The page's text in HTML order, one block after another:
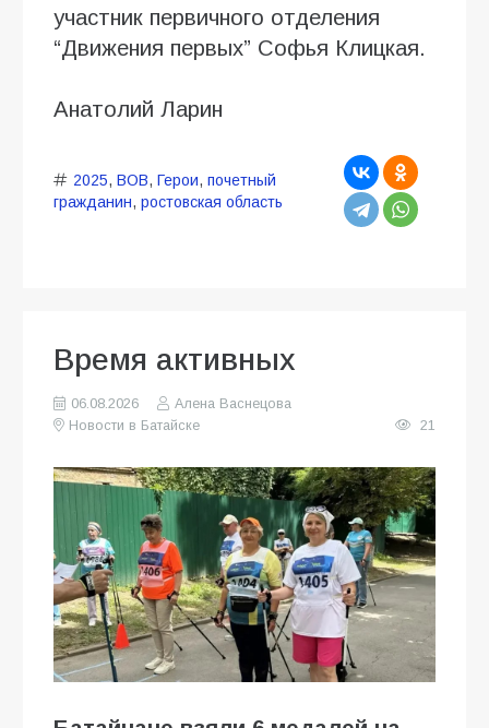
участник первичного отделения
“Движения первых” Софья Клицкая.
Анатолий Ларин
2025, ВОВ, Герои, почетный
гражданин, ростовская область
Время активных
06.08.2026
Алена Васнецова
Новости в Батайске
21